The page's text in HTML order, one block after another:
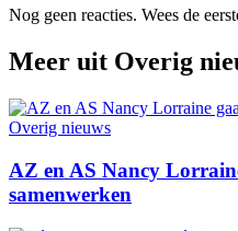
Nog geen reacties. Wees de
Meer uit Overig
Overig nieuws
AZ en AS Nancy
samenwerken